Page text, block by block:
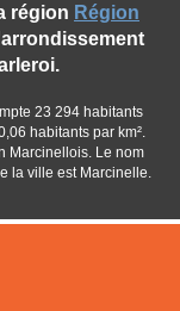
région Région
23 294 habitants
habitants par km².
Marcinellois. Le nom
la ville est Marcinelle.